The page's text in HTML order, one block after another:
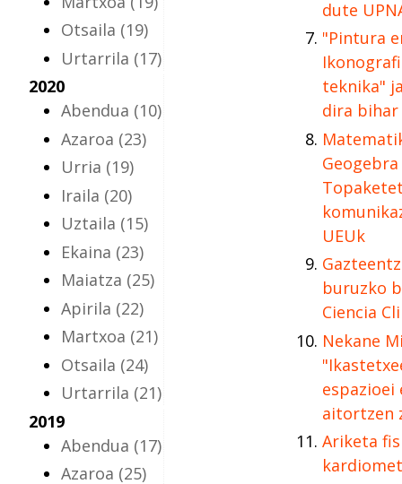
Otsaila (19)
Urtarrila (17)
2020
Abendua (10)
Azaroa (23)
Urria (19)
Iraila (20)
Uztaila (15)
Ekaina (23)
Maiatza (25)
Apirila (22)
Martxoa (21)
Otsaila (24)
Urtarrila (21)
2019
Abendua (17)
Azaroa (25)
dute
"Pintura
teknika"
dira bihar
UEUk
buruzko
Ciencia
Nekane
espazioei
aitortzen
Ariketa